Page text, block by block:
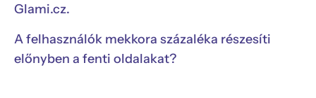
Glami.cz.
A felhasználók mekkora százaléka részesíti
előnyben a fenti oldalakat?